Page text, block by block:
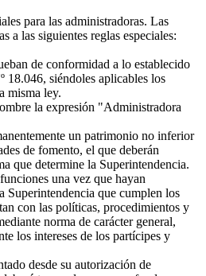
para las administradoras. Las
a las siguientes reglas especiales:
de conformidad a lo establecido
18.046, siéndoles aplicables los
misma ley.
la expresión "Administradora
un patrimonio no inferior
de fomento, el que deberán
que determine la Superintendencia.
una vez que hayan
Superintendencia que cumplen los
con las políticas, procedimientos y
norma de carácter general,
los intereses de los partícipes y
desde su autorización de